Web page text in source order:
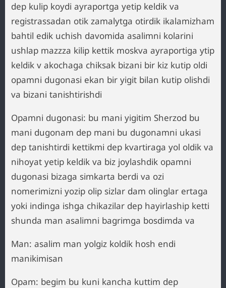
dep kulip koydi ayraportga yetip keldik va
registrassadan otik zamalytga otirdik ikalamizham
bahtil edik uchish davomida asalimni kolarini
ushlap mazzza kilip kettik moskva ayraportiga ytip
keldik v akochaga chiksak bizani bir kiz kutip oldi
opamni dugonasi ekan bir yigit bilan kutip olishdi
va bizani tanishtirishdi
Opamni dugonasi: bu mani yigitim Sherzod bu
mani dugonam dep mani bu dugonamni ukasi
dep tanishtirdi kettikmi dep kvartiraga yol oldik va
nihoyat yetip keldik va biz joylashdik opamni
dugonasi bizaga simkarta berdi va ozi
nomerimizni yozip olip sizlar dam olinglar ertaga
yoki indinga ishga chikazilar dep hayirlaship ketti
shunda man asalimni bagrimga bosdimda va
Man: asalim man yolgiz koldik hosh endi
manikimisan
Opam: begim bu kuni kancha kuttim dep